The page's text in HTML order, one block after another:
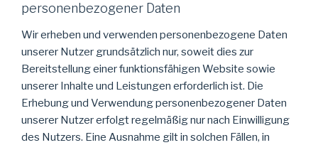
personenbezogener Daten
Wir erheben und verwenden personenbezogene Daten
unserer Nutzer grundsätzlich nur, soweit dies zur
Bereitstellung einer funktionsfähigen Website sowie
unserer Inhalte und Leistungen erforderlich ist. Die
Erhebung und Verwendung personenbezogener Daten
unserer Nutzer erfolgt regelmäßig nur nach Einwilligung
des Nutzers. Eine Ausnahme gilt in solchen Fällen, in